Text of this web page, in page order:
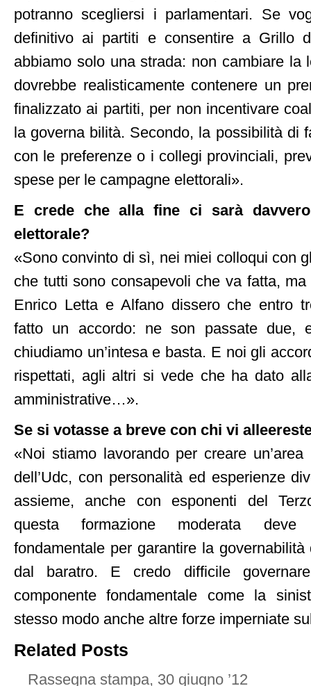
potranno scegliersi i parlamentari. Se
definitivo ai partiti e consentire a Grillo
abbiamo solo una strada: non cambiare la
dovrebbe realisticamente contenere un
finalizzato ai partiti, per non incentivare
la governa bilità. Secondo, la possibilità di
con le preferenze o i collegi provinciali,
spese per le campagne elettorali».
E crede che alla fine ci sarà
elettorale?
«Sono convinto di sì, nei miei colloqui con
che tutti sono consapevoli che va fatta,
Enrico Letta e Alfano dissero che entro
fatto un accordo: ne son passate due,
chiudiamo un’intesa e basta. E noi gli
rispettati, agli altri si vede che ha dato
amministrative…».
Se si votasse a breve con chi vi
«Noi stiamo lavorando per creare
dell’Udc, con personalità ed esperienze
assieme, anche con esponenti del
questa formazione moderata deve
fondamentale per garantire la
dal baratro. E credo difficile
componente fondamentale come la
stesso modo anche altre forze imperniate
Related Posts
Rassegna stampa, 30 giugno ’12